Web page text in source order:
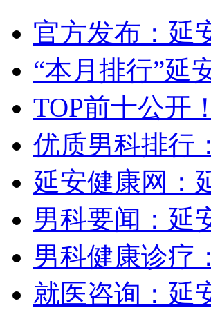
官方发布：延
“本月排行”延
TOP前十公开
优质男科排行
延安健康网：
男科要闻：延
男科健康诊疗
就医咨询：延